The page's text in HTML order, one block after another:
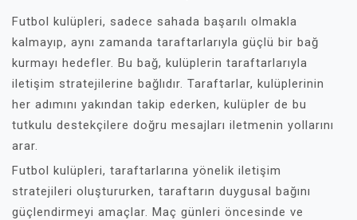
Futbol kulüpleri, sadece sahada başarılı olmakla
kalmayıp, aynı zamanda taraftarlarıyla güçlü bir bağ
kurmayı hedefler. Bu bağ, kulüplerin taraftarlarıyla
iletişim stratejilerine bağlıdır. Taraftarlar, kulüplerinin
her adımını yakından takip ederken, kulüpler de bu
tutkulu destekçilere doğru mesajları iletmenin yollarını
arar.
Futbol kulüpleri, taraftarlarına yönelik iletişim
stratejileri oluştururken, taraftarın duygusal bağını
güçlendirmeyi amaçlar. Maç günleri öncesinde ve